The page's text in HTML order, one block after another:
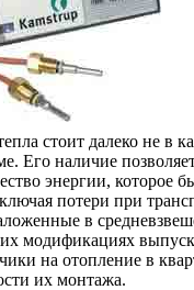
стоит далеко не в
Его наличие
энергии, которое
потери при
в
модификациях
на отопление в
их монтажа.